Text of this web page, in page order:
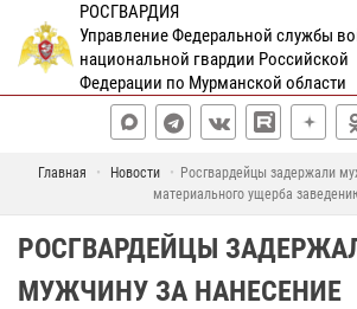
РОСГВАРДИЯ
Управление Федеральной службы
национальной гвардии Российской
Федерации по Мурманской области
Главная Новости
Росгвардейцы задержали
материального ущерба
РОСГВАРДЕЙЦЫ
МУЖЧИНУ ЗА НАНЕСЕНИЕ